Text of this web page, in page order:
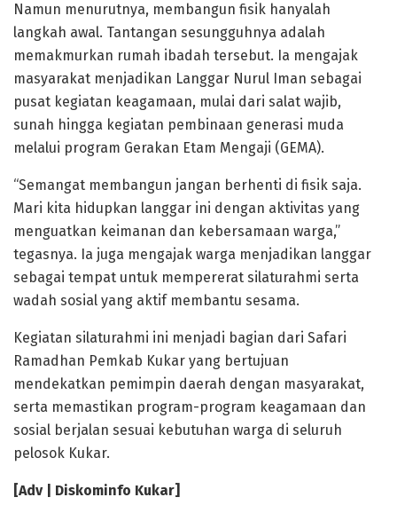
Namun menurutnya, membangun fisik hanyalah
langkah awal. Tantangan sesungguhnya adalah
memakmurkan rumah ibadah tersebut. Ia mengajak
masyarakat menjadikan Langgar Nurul Iman sebagai
pusat kegiatan keagamaan, mulai dari salat wajib,
sunah hingga kegiatan pembinaan generasi muda
melalui program Gerakan Etam Mengaji (GEMA).
“Semangat membangun jangan berhenti di fisik saja.
Mari kita hidupkan langgar ini dengan aktivitas yang
menguatkan keimanan dan kebersamaan warga,”
tegasnya. Ia juga mengajak warga menjadikan langgar
sebagai tempat untuk mempererat silaturahmi serta
wadah sosial yang aktif membantu sesama.
Kegiatan silaturahmi ini menjadi bagian dari Safari
Ramadhan Pemkab Kukar yang bertujuan
mendekatkan pemimpin daerah dengan masyarakat,
serta memastikan program-program keagamaan dan
sosial berjalan sesuai kebutuhan warga di seluruh
pelosok Kukar.
[Adv | Diskominfo Kukar]